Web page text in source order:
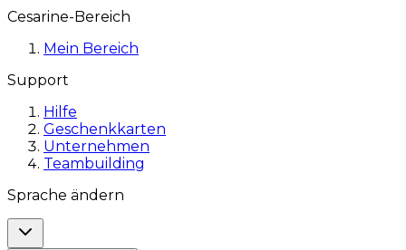
Cesarine-Bereich
Mein Bereich
Support
Hilfe
Geschenkkarten
Unternehmen
Teambuilding
Sprache ändern